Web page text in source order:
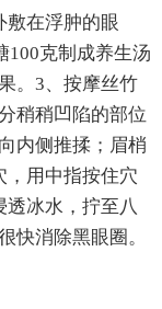
敷在浮肿的眼
100克制成养生汤
。3、按摩丝竹
稍稍凹陷的部位
内侧推揉；眉梢
，用中指按住穴
冰水，拧至八
快消除黑眼圈。